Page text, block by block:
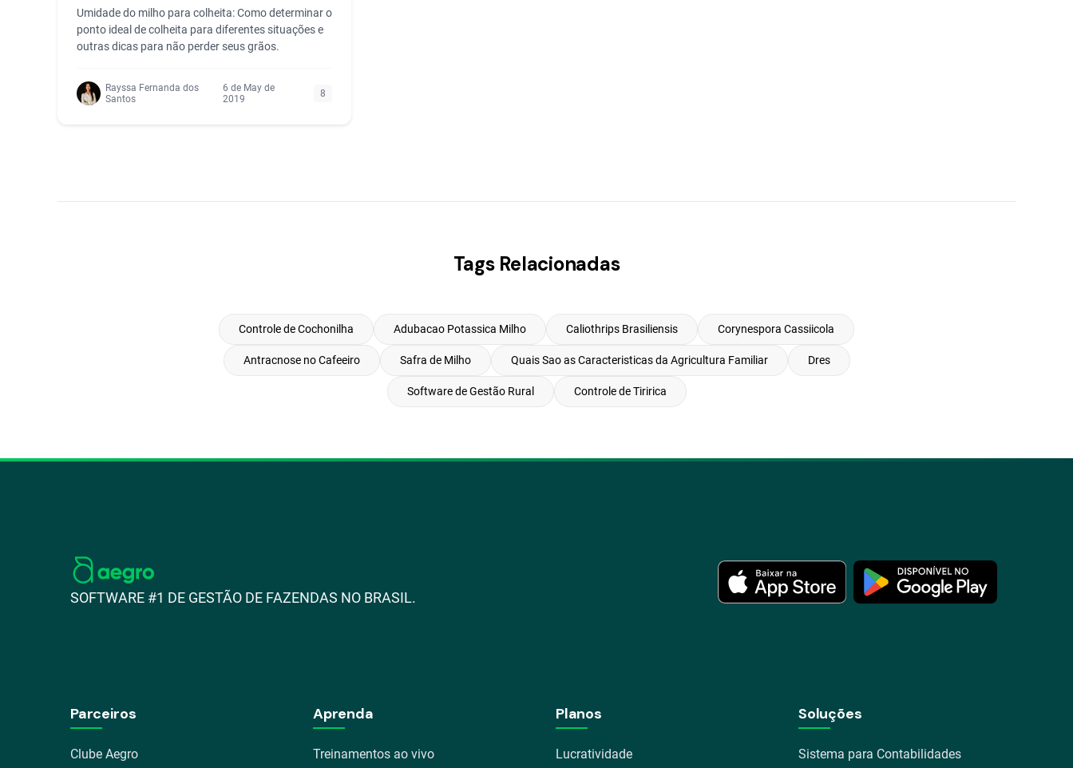
Umidade do milho para colheita: Como determinar o
ponto ideal de colheita para diferentes situações e
outras dicas para não perder seus grãos.
Rayssa Fernanda dos
Santos
6 de May de
2019
8
Tags Relacionadas
Controle de Cochonilha Adubacao Potassica Milho Caliothrips Brasiliensis Corynespora Cassiicola
Antracnose no Cafeeiro Safra de Milho Quais Sao as Caracteristicas da Agricultura Familiar Dres
Software de Gestão Rural Controle de Tiririca
SOFTWARE #1 DE GESTÃO DE FAZENDAS NO BRASIL.
Parceiros
Clube Aegro
Aprenda
Treinamentos ao vivo
Planos
Lucratividade
Soluções
Sistema para Contabilidades